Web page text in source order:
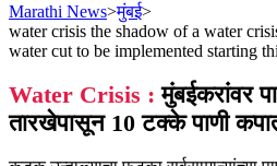
Marathi News>मुंबई>
water crisis the shadow of a water
water cut to be implemented starting
Water Crisis : मुंबईकरांवर
तारखेपासून 10 टक्के पाणी